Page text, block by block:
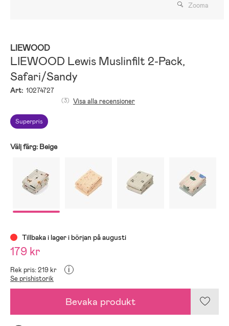
Zooma
LIEWOOD
LIEWOOD Lewis Muslinfilt 2-Pack,
Safari/Sandy
Art: 10274727
Superpris
(3) Visa alla recensioner
Välj färg: Beige
Tillbaka i lager i början på augusti
179 kr
Rek pris: 219 kr i
Se prishistorik
Bevaka produkt